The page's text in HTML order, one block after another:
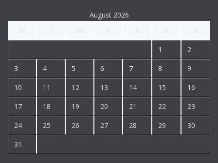
August 2026
1 2
3 4 5 6 7 8 9
10 11 12 13 14 15 16
17 18 19 20 21 22 23
24 25 26 27 28 29 30
31